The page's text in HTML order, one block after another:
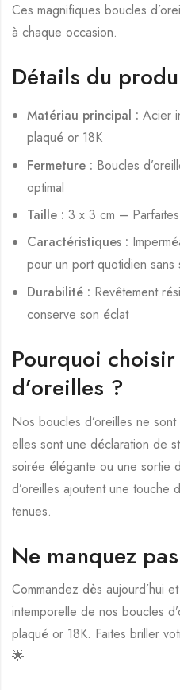
Ces magnifiques boucles
à chaque occasion.
Détails du
Matériau principal : Acier
plaqué or 18K
Fermeture : Boucles
optimal
Taille : 3 x 3 cm –
Caractéristiques :
pour un port quotidien sans
Durabilité : Revêtement
conserve son éclat
Pourquoi
d’oreilles ?
Nos boucles d’oreilles ne
elles sont une déclaration de
soirée élégante ou une sortie
d’oreilles ajoutent une touche
tenues.
Ne manquez
Commandez dès aujourd’hui
intemporelle de nos boucles
plaqué or 18K. Faites briller
🌟